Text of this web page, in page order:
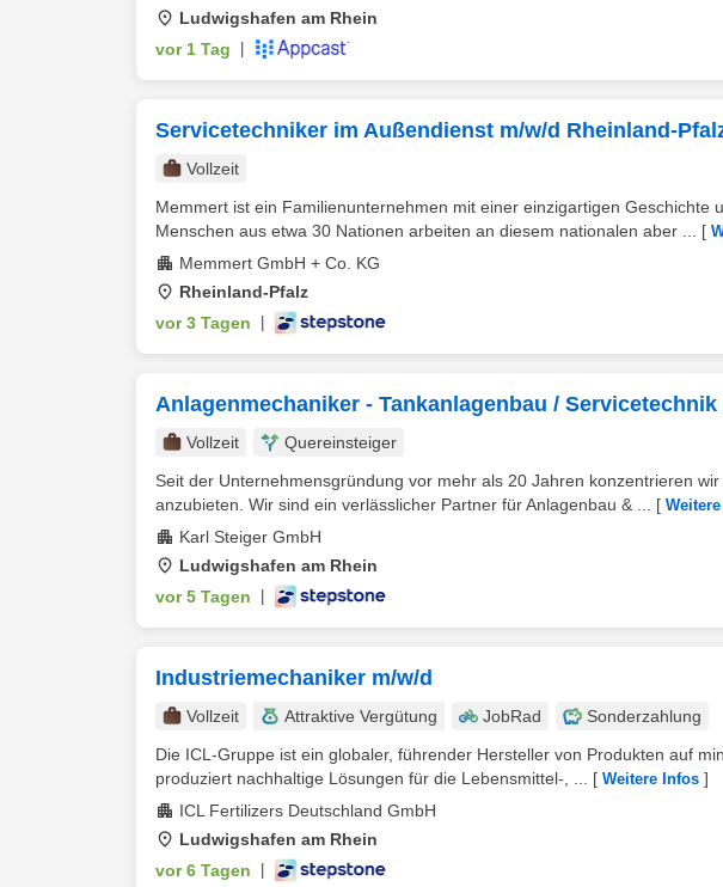
Ludwigshafen am Rhein
vor 1 Tag
Servicetechniker im Außendienst m/w/d Rheinland-
Vollzeit
Memmert ist ein Familienunternehmen mit einer einzigartigen
Menschen aus etwa 30 Nationen arbeiten an diesem nationalen aber ...
[
Memmert GmbH + Co. KG
Rheinland-Pfalz
vor 3 Tagen
Anlagenmechaniker - Tankanlagenbau / Servicetechnik
Vollzeit
Quereinsteiger
Seit der Unternehmensgründung vor mehr als 20 Jahren konzentrieren
anzubieten. Wir sind ein verlässlicher Partner für Anlagenbau & ...
[
Karl Steiger GmbH
Ludwigshafen am Rhein
vor 5 Tagen
Industriemechaniker m/w/d
Vollzeit Attraktive Vergütung JobRad
Sonderzahlung
Die ICL-Gruppe ist ein globaler, führender Hersteller von Produkten auf
produziert nachhaltige Lösungen für die Lebensmittel-, ...
[ Weitere Infos ]
ICL Fertilizers Deutschland GmbH
Ludwigshafen am Rhein
vor 6 Tagen